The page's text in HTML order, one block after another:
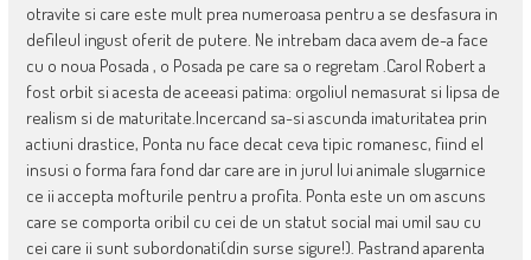
otravite si care este mult prea numeroasa pentru a se desfasura in
defileul ingust oferit de putere. Ne intrebam daca avem de-a face
cu o noua Posada , o Posada pe care sa o regretam .Carol Robert a
fost orbit si acesta de aceeasi patima: orgoliul nemasurat si lipsa de
realism si de maturitate.Incercand sa-si ascunda imaturitatea prin
actiuni drastice, Ponta nu face decat ceva tipic romanesc, fiind el
insusi o forma fara fond dar care are in jurul lui animale slugarnice
ce ii accepta mofturile pentru a profita. Ponta este un om ascuns
care se comporta oribil cu cei de un statut social mai umil sau cu
cei care ii sunt subordonati(din surse sigure!). Pastrand aparenta